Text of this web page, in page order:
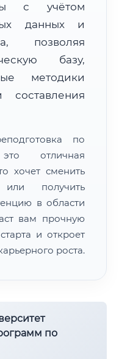
дней
и просмотра
с учётом
данных и
позволяя
базу,
методики
составления
по
отличная
хочет сменить
или получить
в области
вам прочную
и откроет
роста.
по